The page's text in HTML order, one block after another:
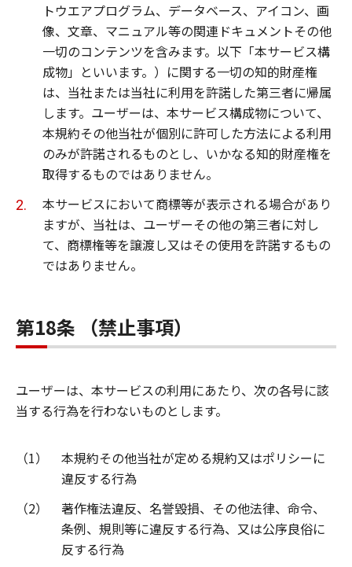
トウエアプログラム、データベース、アイコン、画
像、文章、マニュアル等の関連ドキュメントその他
一切のコンテンツを含みます。以下「本サービス構
成物」といいます。）に関する一切の知的財産権
は、当社または当社に利用を許諾した第三者に帰属
します。ユーザーは、本サービス構成物について、
本規約その他当社が個別に許可した方法による利用
のみが許諾されるものとし、いかなる知的財産権を
取得するものではありません。
本サービスにおいて商標等が表示される場合があり
ますが、当社は、ユーザーその他の第三者に対し
て、商標権等を譲渡し又はその使用を許諾するもの
ではありません。
第18条 （禁止事項）
ユーザーは、本サービスの利用にあたり、次の各号に該
当する行為を行わないものとします。
（1）
本規約その他当社が定める規約又はポリシーに
違反する行為
（2）
著作権法違反、名誉毀損、その他法律、命令、
条例、規則等に違反する行為、又は公序良俗に
反する行為